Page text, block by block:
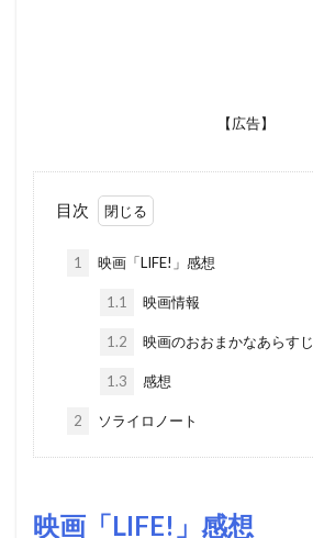
【広告】
目次
1 映画「LIFE!」感想
1.1 映画情報
1.2 映画のおおまかなあらすじ
1.3 感想
2 ソライロノート
映画「LIFE!」感想